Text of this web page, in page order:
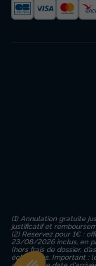
(1) Annulation gratuite
justificatif et
(2) Réservez pour 1€ :
23/08/2026 inclus, en
(hors frais de dossier,
échéances. Important :
avant votre date